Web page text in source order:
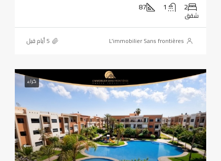
2
1
87
شقق
L'immobilier Sans frontières
كراء